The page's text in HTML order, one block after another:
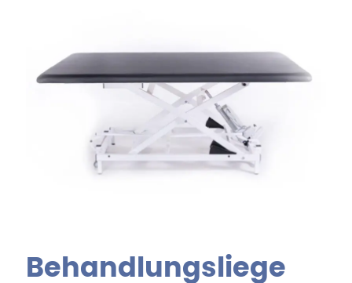
Behandlungsliege